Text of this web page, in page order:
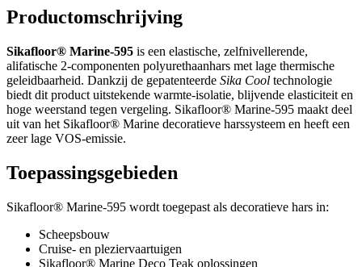
Productomschrijving
Sikafloor® Marine-595 is een elastische, zelfnivellerende,
alifatische 2-componenten polyurethaanhars met lage thermische
geleidbaarheid. Dankzij de gepatenteerde Sika Cool technologie
biedt dit product uitstekende warmte-isolatie, blijvende elasticiteit en
hoge weerstand tegen vergeling. Sikafloor® Marine-595 maakt deel
uit van het Sikafloor® Marine decoratieve harssysteem en heeft een
zeer lage VOS-emissie.
Toepassingsgebieden
Sikafloor® Marine-595 wordt toegepast als decoratieve hars in:
Scheepsbouw
Cruise- en pleziervaartuigen
Sikafloor® Marine Deco Teak oplossingen